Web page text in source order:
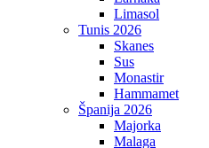
Limasol
Tunis 2026
Skanes
Sus
Monastir
Hammamet
Španija 2026
Majorka
Malaga